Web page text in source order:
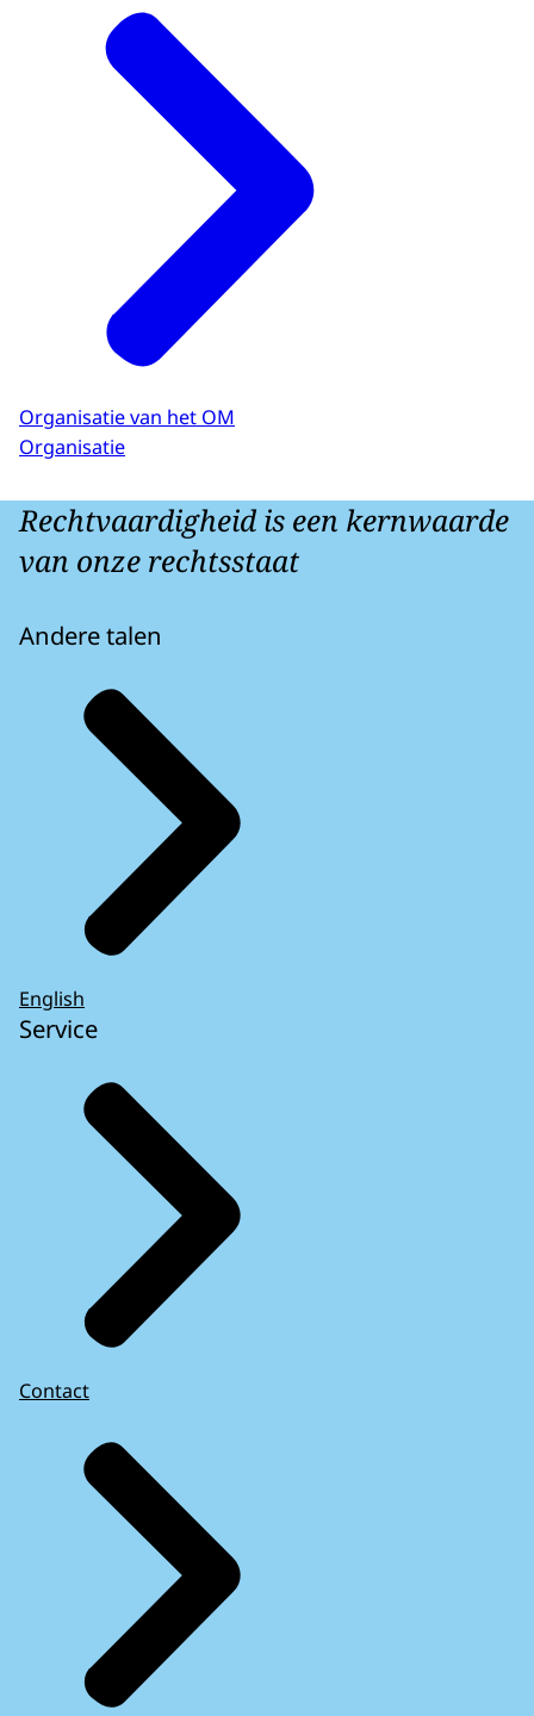
Organisatie van het OM
Organisatie
Rechtvaardigheid is een kernwaarde
van onze rechtsstaat
Andere talen
English
Service
Contact